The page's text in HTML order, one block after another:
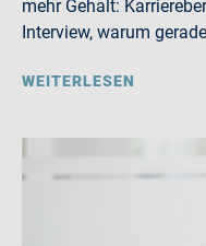
mehr Gehalt:
Interview, warum
WEITERLESEN